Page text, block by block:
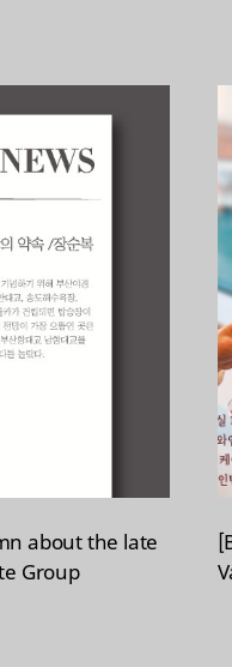
about the late
Group